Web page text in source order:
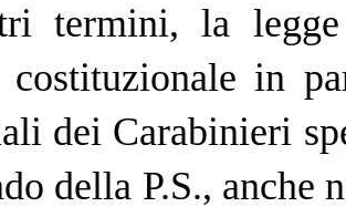
termini, la
costituzionale in
dei Carabinieri
della P.S., anche